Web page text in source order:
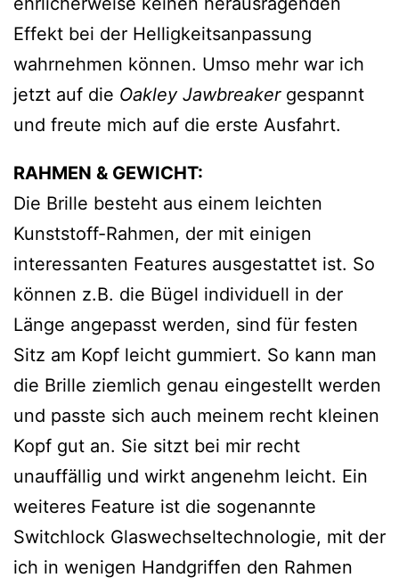
Effekt bei der Helligkeitsanpassung
wahrnehmen können. Umso mehr war ich
jetzt auf die Oakley Jawbreakergespannt
und freute mich auf die erste Ausfahrt.
RAHMEN & GEWICHT:
Die Brille besteht aus einem leichten
Kunststoff-Rahmen, der mit einigen
interessanten Features ausgestattet ist. So
können z.B. die Bügel individuell in der
Länge angepasst werden, sind für festen
Sitz am Kopf leicht gummiert. So kann man
die Brille ziemlich genau eingestellt werden
und passte sich auch meinem recht kleinen
Kopf gut an. Sie sitzt bei mir recht
unauffällig und wirkt angenehm leicht. Ein
weiteres Feature ist die sogenannte
Switchlock Glaswechseltechnologie, mit der
ich in wenigen Handgriffen den Rahmen